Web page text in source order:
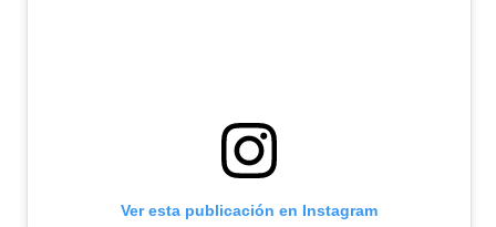
Ver esta publicación en Instagram